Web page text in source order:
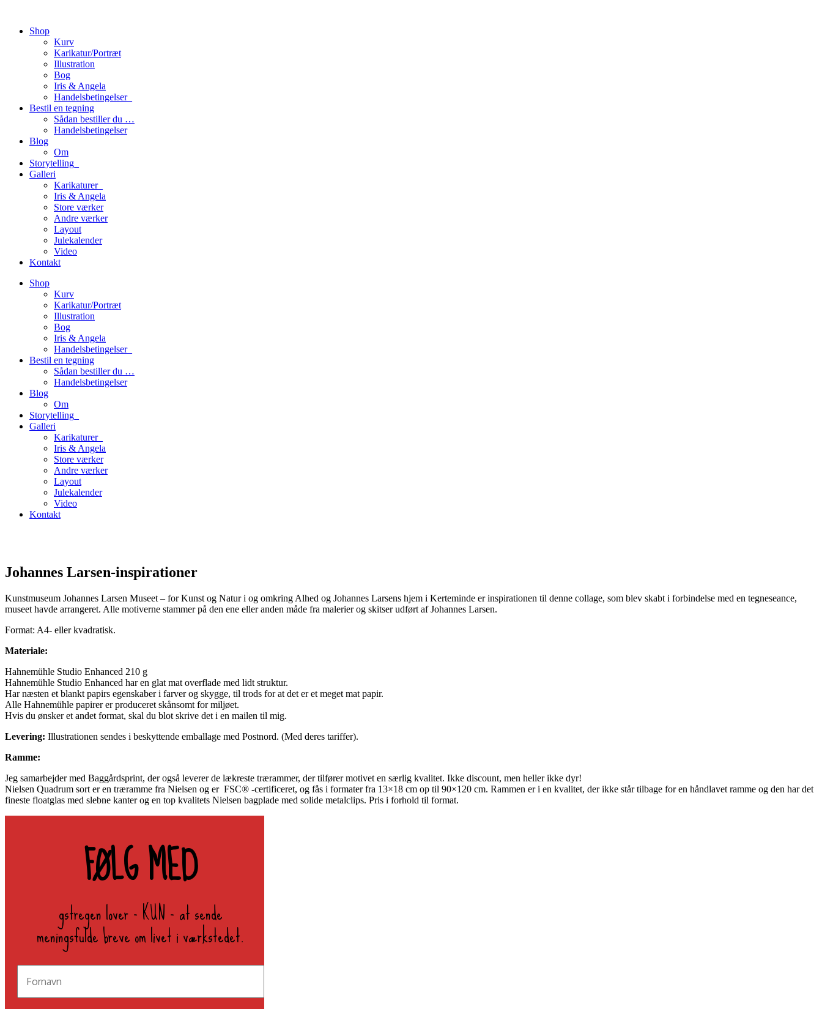
Shop
Kurv
Karikatur/Portræt
Illustration
Bog
Iris & Angela
Handelsbetingelser_
Bestil en tegning
Sådan bestiller du …
Handelsbetingelser
Blog
Om
Storytelling_
Galleri
Karikaturer_
Iris & Angela
Store værker
Andre værker
Layout
Julekalender
Video
Kontakt
Shop
Kurv
Karikatur/Portræt
Illustration
Bog
Iris & Angela
Handelsbetingelser_
Bestil en tegning
Sådan bestiller du …
Handelsbetingelser
Blog
Om
Storytelling_
Galleri
Karikaturer_
Iris & Angela
Store værker
Andre værker
Layout
Julekalender
Video
Kontakt
Johannes Larsen-inspirationer
Kunstmuseum Johannes Larsen Museet – for Kunst og Natur i og omkring Alhed og Johannes Larsens hjem i Kerteminde er inspirationen til denne collage, som blev skabt i forbindelse med en tegneseance,
museet havde arrangeret. Alle motiverne stammer på den ene eller anden måde fra malerier og skitser udført af Johannes Larsen.
Format: A4- eller kvadratisk.
Materiale:
Hahnemühle Studio Enhanced 210 g
Hahnemühle Studio Enhanced har en glat mat overflade med lidt struktur.
Har næsten et blankt papirs egenskaber i farver og skygge, til trods for at det er et meget mat papir.
Alle Hahnemühle papirer er produceret skånsomt for miljøet.
Hvis du ønsker et andet format, skal du blot skrive det i en mailen til mig.
Levering: Illustrationen sendes i beskyttende emballage med Postnord. (Med deres tariffer).
Ramme:
Jeg samarbejder med Baggårdsprint, der også leverer de lækreste trærammer, der tilfører motivet en særlig kvalitet. Ikke discount, men heller ikke dyr!
Nielsen Quadrum sort er en træramme fra Nielsen og er FSC® -certificeret, og fås i formater fra 13×18 cm op til 90×120 cm. Rammen er i en kvalitet, der ikke står tilbage for en håndlavet ramme og den har det
fineste floatglas med slebne kanter og en top kvalitets Nielsen bagplade med solide metalclips. Pris i forhold til format.
FØLG MED
gstregen lover - KUN - at sende
meningsfulde breve om livet i værkstedet.